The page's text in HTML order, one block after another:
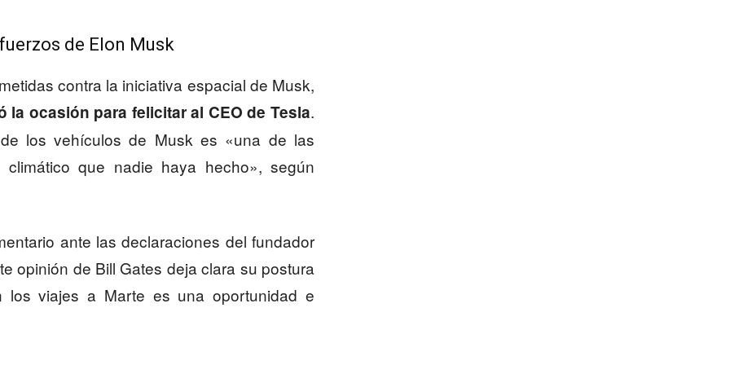
de Elon Musk
contra la iniciativa espacial de Musk,
la ocasión para felicitar al CEO de Tesla.
los vehículos de Musk es «una de las
que nadie haya hecho», según
ante las declaraciones del fundador
opinión de Bill Gates deja clara su postura
viajes a Marte es una oportunidad e